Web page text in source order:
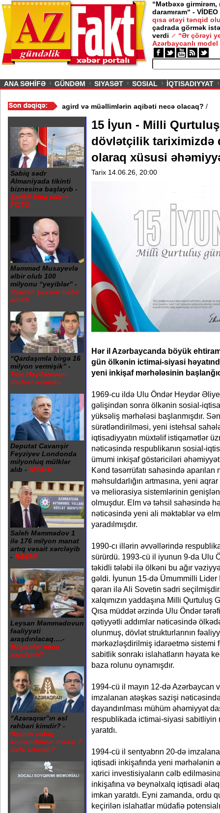
“Mətbəxə girmirəm,
daramıram“ - VİDEO
qısa ətəyi tənqid
çadrada görmək
verdi
“Ər çörəyi
Azərbaycanlı model
ANA SƏHİFƏ GÜNDƏM SIYASƏT SOSIAL İQTISADIYYAT
3 məktəb bağlandı - Şagird və müəllimlərin aqibəti necə
Sabiq sədr
Almaniyada tikinti
biznesinə başlayıb -
Şərikli bina tikir +
FOTO
Məmməd Musayevlə
əlbir olub 100
milyonu “yeyiblər” -
Vəzifəli şəxslər həbs
edildi
“Qardaşımla birgə 16
milyon vermişik” -
Tale Heydərovun
ifadəsi oxundu
Deputat Cavanşir
Feyziyev Londonda
milyonluq mülklər
alıb - SİYAHI
Saleh Məmmədov 1
ilə 176 milyon manat
artıq vəsait xərcləyib
- RƏSMİ
Leysan Məmmədovun
fəaliyyəti
araşdırılacaq….-
Milyonlar necə
xərclənir?
“Azəraqrar”ın əsl
rəhbəri kimdir? -
Nazirin sabiq
komandirinin maaşı 7
dəfə artırılıb?
15 İyun - Milli
dövlətçilik tariximizdə
olaraq xüsusi
Tarix 14.06.26, 20:00
Hər il Azərbaycanda böyük
gün ölkənin ictimai-siyasi
yeni inkişaf mərhələsinin
1969-cu ildə Ulu Öndər Heydər
gəlişindən sonra ölkənin sosial-
yüksəliş mərhələsi başlanmışdır.
sürətləndirilməsi, yeni istehsal
iqtisadiyyatın müxtəlif istiqamətlər
nəticəsində respublikanın sosial-
ümumi inkişaf göstəriciləri
Kənd təsərrüfatı sahəsində
məhsuldarlığın artmasına, yeni
və meliorasiya sistemlərinin
olmuşdur. Elm və təhsil sahəsində
nəticəsində yeni ali məktəblər və
yaradılmışdır.
1990-cı illərin əvvəllərində
sürürdü. 1993-cü il iyunun 9-da Ulu
təkidli tələbi ilə ölkəni bu ağır
gəldi. İyunun 15-də Ümummilli
qərarı ilə Ali Sovetin sədri
xalqımızın yaddaşına Milli Qurtuluş
Qısa müddət ərzində Ulu Öndər
qətiyyətli addımlar nəticəsində
olunmuş, dövlət strukturlarının
mərkəzləşdirilmiş idarəetmə sistemi
sabitlik sonrakı islahatların həyata
baza rolunu oynamışdır.
1994-cü il mayın 12-də Azərbaycan
imzalanan atəşkəs sazişi
dayandırılması mühüm əhəmiyyət
respublikada ictimai-siyasi sabitliyin
yaratdı.
1994-cü il sentyabrın 20-də
iqtisadi inkişafında yeni mərhələnin
xarici investisiyaların cəlb
inkişafına və beynəlxalq iqtisadi
imkan yaratdı. Eyni zamanda, ordu
keçirilən islahatlar müdafiə